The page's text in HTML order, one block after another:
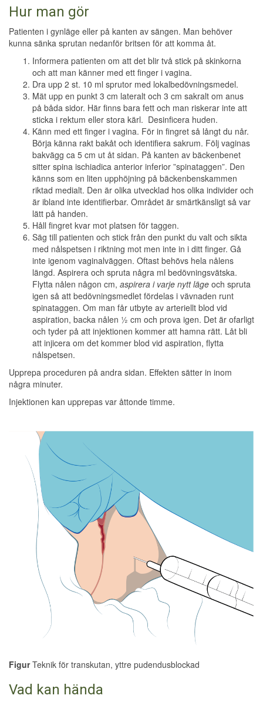
Hur man gör
Patienten i gynläge eller på kanten av sängen. Man behöver
kunna sänka sprutan nedanför britsen för att komma åt.
Informera patienten om att det blir två stick på skinkorna
och att man känner med ett finger i vagina.
Dra upp 2 st. 10 ml sprutor med lokalbedövningsmedel.
Mät upp en punkt 3 cm lateralt och 3 cm sakralt om anus
på båda sidor. Här finns bara fett och man riskerar inte att
sticka i rektum eller stora kärl. Desinficera huden.
Känn med ett finger i vagina. För in fingret så långt du når.
Börja känna rakt bakåt och identifiera sakrum. Följ vaginas
bakvägg ca 5 cm ut åt sidan. På kanten av bäckenbenet
sitter spina ischiadica anterior inferior ”spinataggen”. Den
känns som en liten upphöjning på bäckenbenskammen
riktad medialt. Den är olika utvecklad hos olika individer och
är ibland inte identifierbar. Området är smärtkänsligt så var
lätt på handen.
Håll fingret kvar mot platsen för taggen.
Säg till patienten och stick från den punkt du valt och sikta
med nålspetsen i riktning mot men inte in i ditt finger. Gå
inte igenom vaginalväggen. Oftast behövs hela nålens
längd. Aspirera och spruta några ml bedövningsvätska.
Flytta nålen någon cm, aspirera i varje nytt läge och spruta
igen så att bedövningsmedlet fördelas i vävnaden runt
spinataggen. Om man får utbyte av arteriellt blod vid
aspiration, backa nålen ½ cm och prova igen. Det är ofarligt
och tyder på att injektionen kommer att hamna rätt. Låt bli
att injicera om det kommer blod vid aspiration, flytta
nålspetsen.
Upprepa proceduren på andra sidan. Effekten sätter in inom
några minuter.
Injektionen kan upprepas var åttonde timme.
FigurTeknik för transkutan, yttre pudendusblockad
Vad kan hända